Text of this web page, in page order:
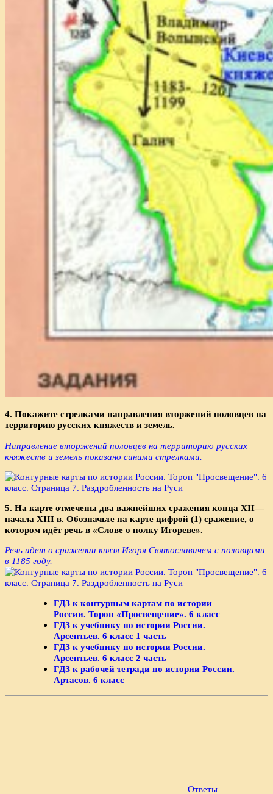
4. Покажите стрелками направления вторжений половцев на
территорию русских княжеств и земель.
Направление вторжений половцев на территорию русских
княжеств и земель показано синими стрелками.
5. На карте отмечены два важнейших сражения конца XII—
начала XIII в. Обозначьте на карте цифрой (1) сражение, о
котором идёт речь в «Слове о полку Игореве».
Речь идет о сражении князя Игоря Святославичем с половцами
в 1185 году.
ГДЗ к контурным картам по истории
России. Тороп «Просвещение». 6 класс
ГДЗ к учебнику по истории России.
Арсентьев. 6 класс 1 часть
ГДЗ к учебнику по истории России.
Арсентьев. 6 класс 2 часть
ГДЗ к рабочей тетради по истории России.
Артасов. 6 класс
Ответы